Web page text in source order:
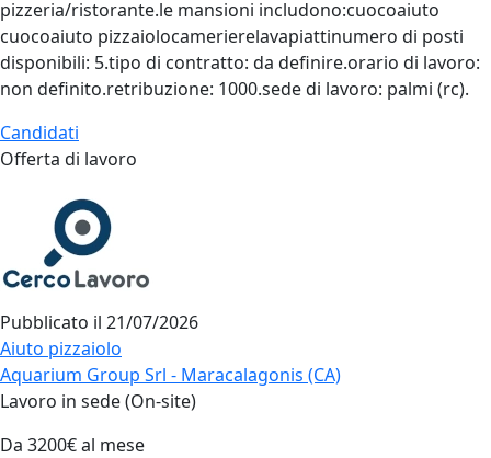
pizzeria/ristorante.le mansioni includono:cuocoaiuto
cuocoaiuto pizzaiolocamerierelavapiattinumero di posti
disponibili: 5.tipo di contratto: da definire.orario di lavoro:
non definito.retribuzione: 1000.sede di lavoro: palmi (rc).
Candidati
Offerta di lavoro
Pubblicato il 21/07/2026
Aiuto pizzaiolo
Aquarium Group Srl - Maracalagonis (CA)
Lavoro in sede (On-site)
Da 3200€ al mese